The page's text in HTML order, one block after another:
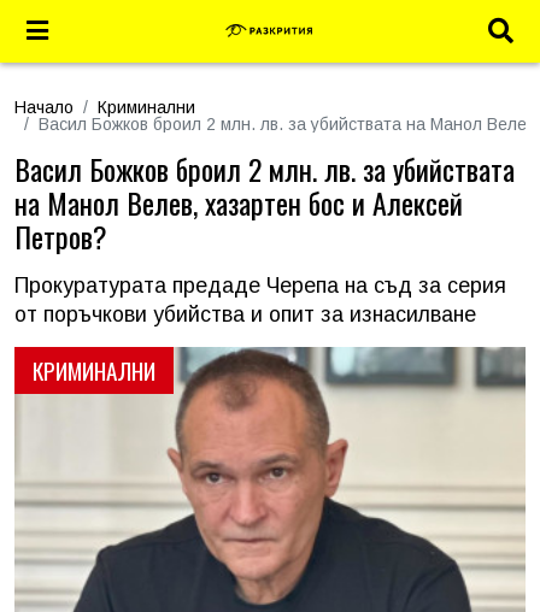
Начало
Криминални
Васил Божков броил 2 млн. лв. за убийствата на Манол
КРИМИНАЛНИ
Васил Божков броил 2 млн. лв. за убийствата
на Манол Велев, хазартен бос и Алексей
Петров?
Прокуратурата предаде Черепа на съд за серия
от поръчкови убийства и опит за изнасилване